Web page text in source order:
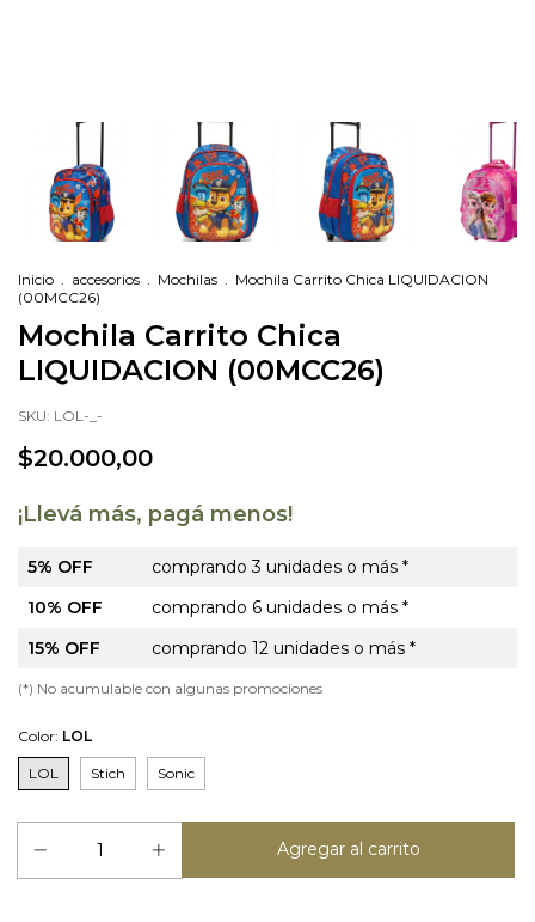
Inicio accesorios Mochilas
Mochila Carrito Chica LIQUIDACION
(00MCC26)
Mochila Carrito Chica
LIQUIDACION (00MCC26)
SKU: LOL-_-
$20.000,00
¡Llevá más, pagá menos!
5% OFF
comprando 3 unidades o más *
10% OFF
comprando 6 unidades o más *
15% OFF
comprando 12 unidades o más *
(*) No acumulable con algunas promociones
Color: LOL
LOL Stich Sonic